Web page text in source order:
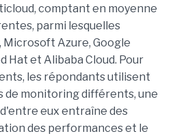
comptant en moyenne
parmi lesquelles
Microsoft Azure, Google
Hat et Alibaba Cloud. Pour
les répondants utilisent
de monitoring différents, une
eux entraîne des
des performances et le